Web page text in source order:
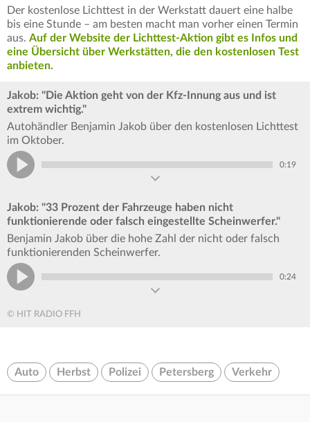
Der kostenlose Lichttest in der Werkstatt dauert eine halbe
bis eine Stunde – am besten macht man vorher einen Termin
aus. Auf der Website der Lichttest-Aktion gibt es Infos und
eine Übersicht über Werkstätten, die den kostenlosen Test
anbieten.
Jakob: "Die Aktion geht von der Kfz-Innung aus und ist
extrem wichtig."
Autohändler Benjamin Jakob über den kostenlosen Lichttest
im Oktober.
0:19
Jakob: "33 Prozent der Fahrzeuge haben nicht
funktionierende oder falsch eingestellte Scheinwerfer."
Benjamin Jakob über die hohe Zahl der nicht oder falsch
funktionierenden Scheinwerfer.
0:24
© HIT RADIO FFH
Auto Herbst Polizei Petersberg Verkehr